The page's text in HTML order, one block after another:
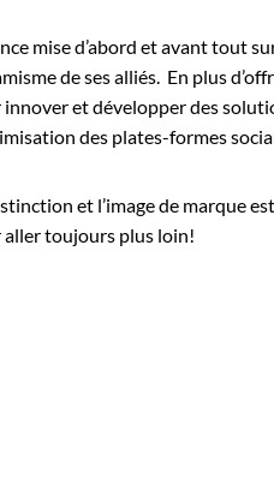
mise d’abord et avant tout
de ses alliés. En plus
et développer des
des plates-formes
et l’image de marque
aller toujours plus loin!